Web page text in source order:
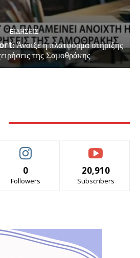
EΙΔΗΣΕΙΣ
Άνοιξε η πλατφόρμα στήριξης
της Σαμοθράκης
0
Followers
20,910
Subscribers